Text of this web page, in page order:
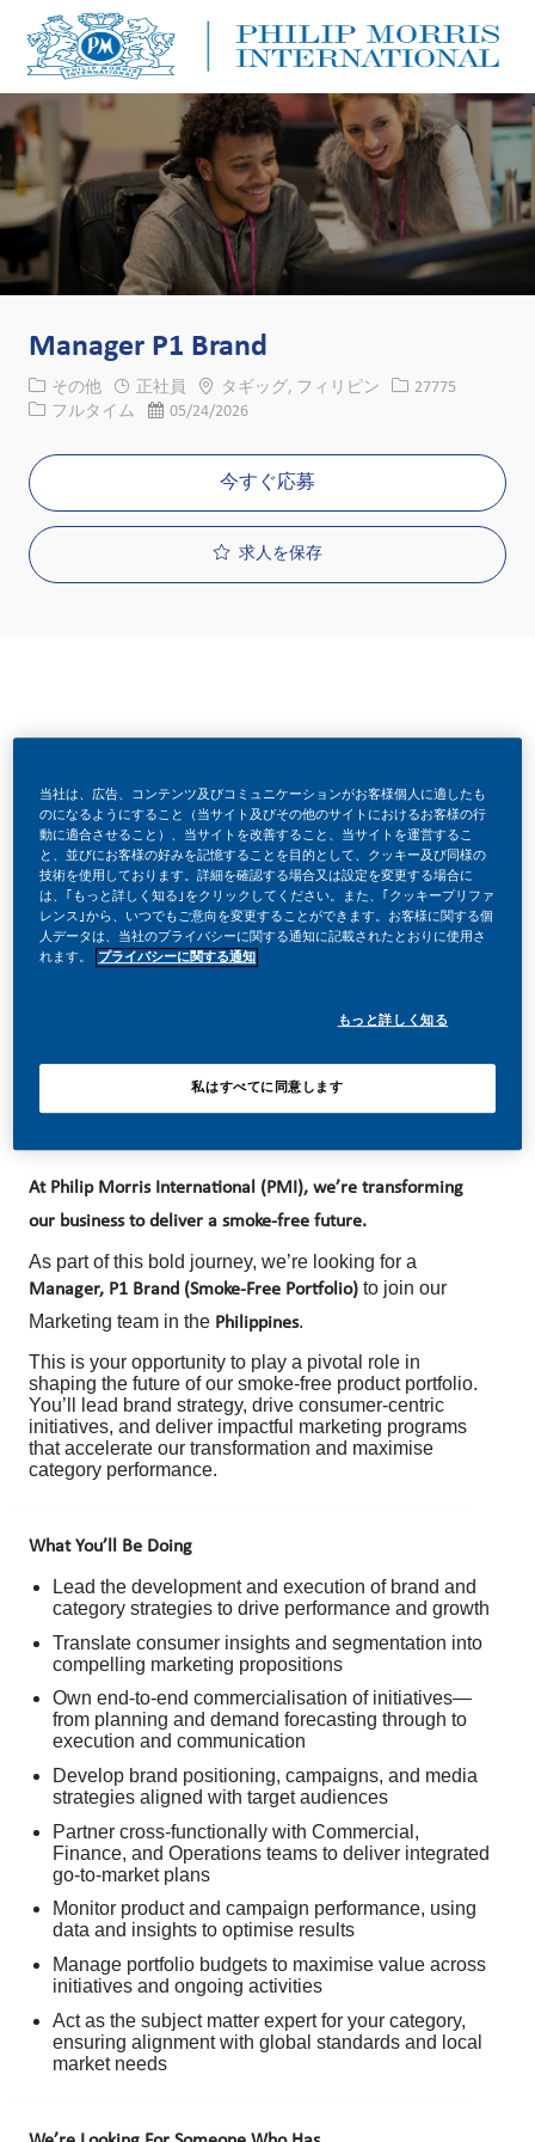
Manager P1 Brand
カテゴリー
その他 正社員 場所タギッグ, フィリピン 求人ID
27775
役職フルタイム 投稿日05/24/2026
今すぐ応募
求人を保存
27775
役職
フルタイム
At Philip Morris International (PMI), we’re transforming
our business to deliver a smoke-free future.
As part of this bold journey, we’re looking for a
Manager, P1 Brand (Smoke-Free Portfolio) to join our
Marketing team in the Philippines.
This is your opportunity to play a pivotal role in
shaping the future of our smoke-free product portfolio.
You’ll lead brand strategy, drive consumer-centric
initiatives, and deliver impactful marketing programs
that accelerate our transformation and maximise
category performance.
What You’ll Be Doing
Lead the development and execution of brand and
category strategies to drive performance and growth
Translate consumer insights and segmentation into
compelling marketing propositions
Own end-to-end commercialisation of initiatives—
from planning and demand forecasting through to
execution and communication
Develop brand positioning, campaigns, and media
strategies aligned with target audiences
Partner cross-functionally with Commercial,
Finance, and Operations teams to deliver integrated
go-to-market plans
Monitor product and campaign performance, using
data and insights to optimise results
Manage portfolio budgets to maximise value across
initiatives and ongoing activities
Act as the subject matter expert for your category,
ensuring alignment with global standards and local
market needs
当社は、広告、コンテンツ及びコミュニケーションがお客様個人に適したも
のになるようにすること（当サイト及びその他のサイトにおけるお客様の行
動に適合させること）、当サイトを改善すること、当サイトを運営するこ
と、並びにお客様の好みを記憶することを目的として、クッキー及び同様の
技術を使用しております。詳細を確認する場合又は設定を変更する場合に
は、｢もっと詳しく知る｣をクリックしてください。また、｢クッキープリファ
レンス｣から、いつでもご意向を変更することができます。お客様に関する個
人データは、当社のプライバシーに関する通知に記載されたとおりに使用さ
れます。
プライバシーに関する通知
もっと詳しく知る
私はすべてに同意します